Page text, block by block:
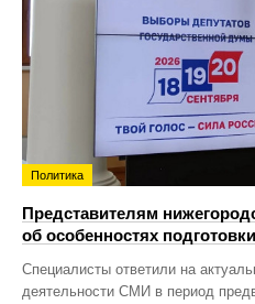
Политика
Представителям
об особенностях
Специалисты ответили на
деятельности СМИ в период